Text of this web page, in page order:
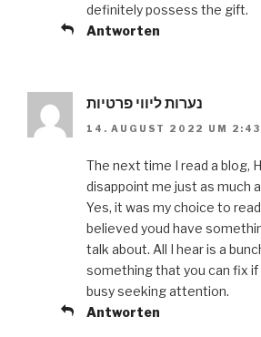
definitely possess the gift.
Antworten
נערות ליווי פרטיות
14. AUGUST 2022 UM 2:43
The next time I read a blog,
disappoint me just as much
Yes, it was my choice to
believed youd have
talk about. All I hear is a
something that you can fix
busy seeking attention.
Antworten